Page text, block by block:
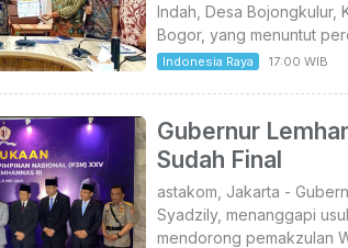
Indah, Desa Bojongkulur,
Bogor, yang menuntut
Indonesia Raya 17:00 WIB
Gubernur
Sudah Final
astakom, Jakarta -
Syadzily, menanggapi
mendorong pemakzulan